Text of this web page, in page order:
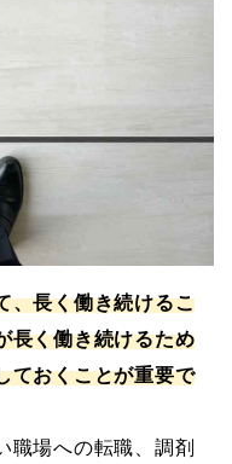
、長く働き続けるこ
長く働き続けるため
ておくことが重要で
職場への転職、調剤